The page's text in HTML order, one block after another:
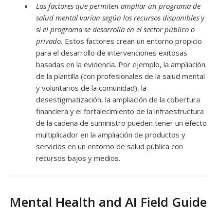
Los factores que permiten ampliar un programa de
salud mental varían según los recursos disponibles y
si el programa se desarrolla en el sector público o
privado. Estos factores crean un entorno propicio
para el desarrollo de intervenciones exitosas
basadas en la evidencia. Por ejemplo, la ampliación
de la plantilla (con profesionales de la salud mental
y voluntarios de la comunidad), la
desestigmatización, la ampliación de la cobertura
financiera y el fortalecimiento de la infraestructura
de la cadena de suministro pueden tener un efecto
multiplicador en la ampliación de productos y
servicios en un entorno de salud pública con
recursos bajos y medios.
Mental Health and AI Field Guide